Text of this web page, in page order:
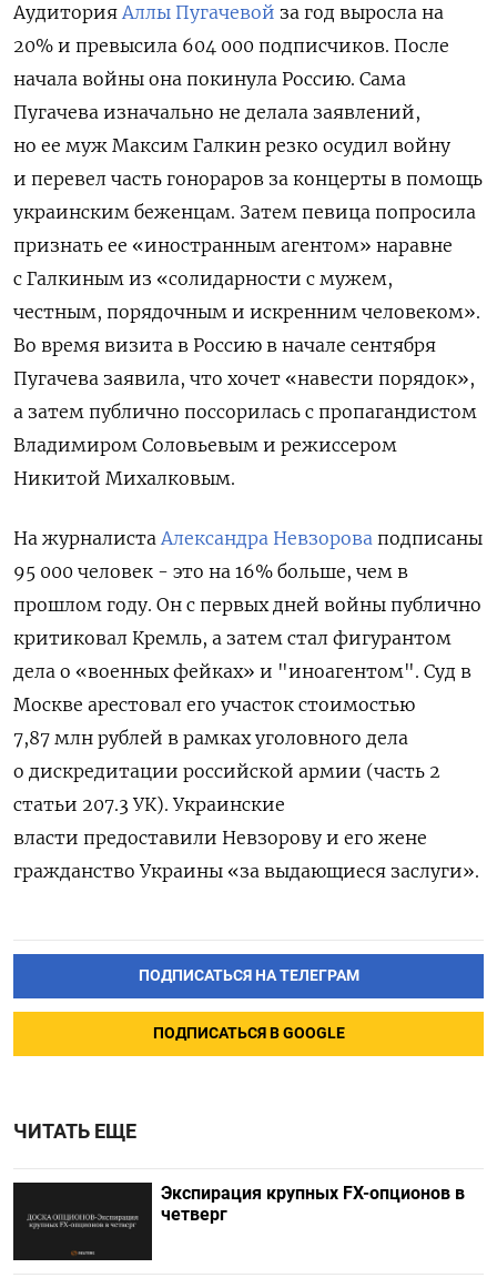
Аудитория Аллы Пугачевой за год выросла на
20% и превысила 604 000 подписчиков. После
начала войны она покинула Россию. Сама
Пугачева изначально не делала заявлений,
но ее муж Максим Галкин резко осудил войну
и перевел часть гонораров за концерты в помощь
украинским беженцам. Затем певица попросила
признать ее «иностранным агентом» наравне
с Галкиным из «солидарности с мужем,
честным, порядочным и искренним человеком».
Во время визита в Россию в начале сентября
Пугачева заявила, что хочет «навести порядок»,
а затем публично поссорилась с пропагандистом
Владимиром Соловьевым и режиссером
Никитой Михалковым.
На журналиста Александра Невзорова подписаны
95 000 человек - это на 16% больше, чем в
прошлом году. Он с первых дней войны публично
критиковал Кремль, а затем стал фигурантом
дела о «военных фейках» и "иноагентом". Суд в
Москве арестовал его участок стоимостью
7,87 млн рублей в рамках уголовного дела
о дискредитации российской армии (часть 2
статьи 207.3 УК). Украинские
власти предоставили Невзорову и его жене
гражданство Украины «за выдающиеся заслуги».
ПОДПИСАТЬСЯ НА ТЕЛЕГРАМ
ПОДПИСАТЬСЯ В GOOGLE
ЧИТАТЬ ЕЩЕ
Экспирация крупных FX-опционов в
четверг